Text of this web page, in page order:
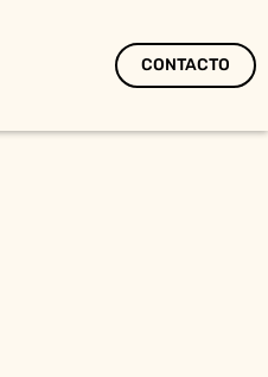
CONTACTO